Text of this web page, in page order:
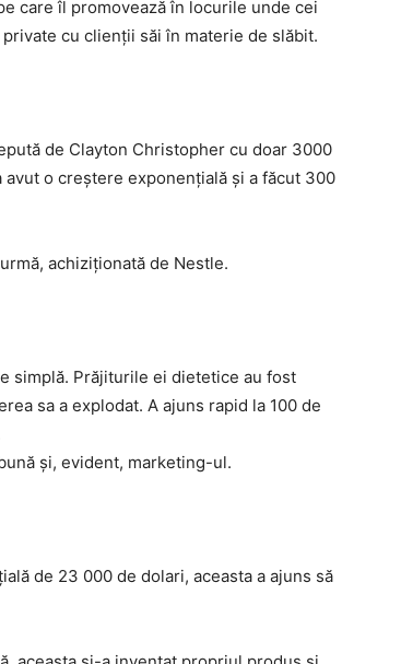
care îl promovează în locurile unde cei
cu clienții săi în materie de slăbit.
de Clayton Christopher cu doar 3000
o creștere exponențială și a făcut 300
achiziționată de Nestle.
simplă. Prăjiturile ei dietetice au fost
sa a explodat. A ajuns rapid la 100 de
și, evident, marketing-ul.
de 23 000 de dolari, aceasta a ajuns să